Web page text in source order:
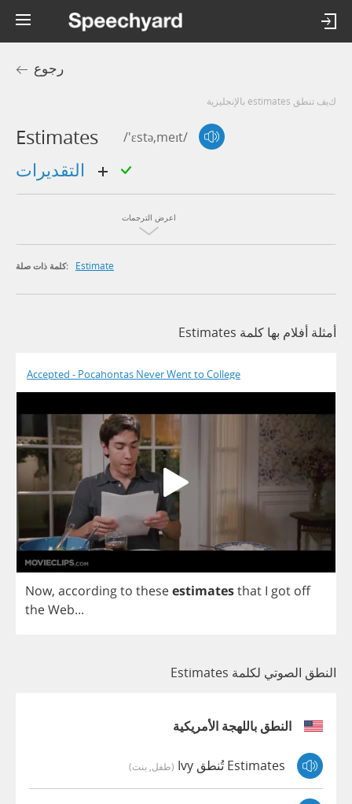
رجوع
كيف تنطق estimates بالإنجليزية
Estimates /'ɛstə,meɪt/
اعرض الترجمات
كلمة ذات صلة: Estimate
أمثلة أفلام بها كلمة Estimates
Accepted - Pocahontas Never Went to College
Now, accordingto theseestimatesthat I got off
theWeb...
النطق الصوتي لكلمة Estimates
النطق باللهجة الأمريكية
Estimates تُنطق Ivy (طفل, بنت)